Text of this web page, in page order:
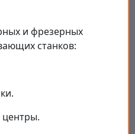
и фрезерных
станков: